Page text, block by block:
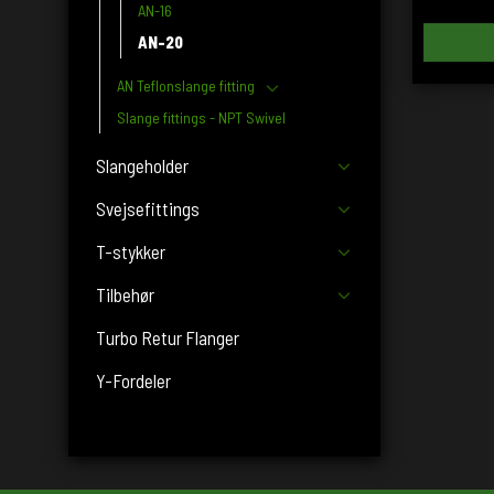
AN-16
AN-20
AN Teflonslange fitting
Slange fittings - NPT Swivel
Slangeholder
Svejsefittings
T-stykker
Tilbehør
Turbo Retur Flanger
Y-Fordeler